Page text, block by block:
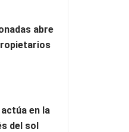
abre
en la
del sol